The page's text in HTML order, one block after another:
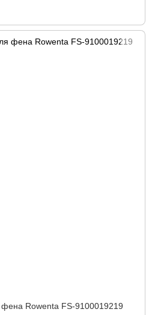
фена Rowenta FS-9100019219